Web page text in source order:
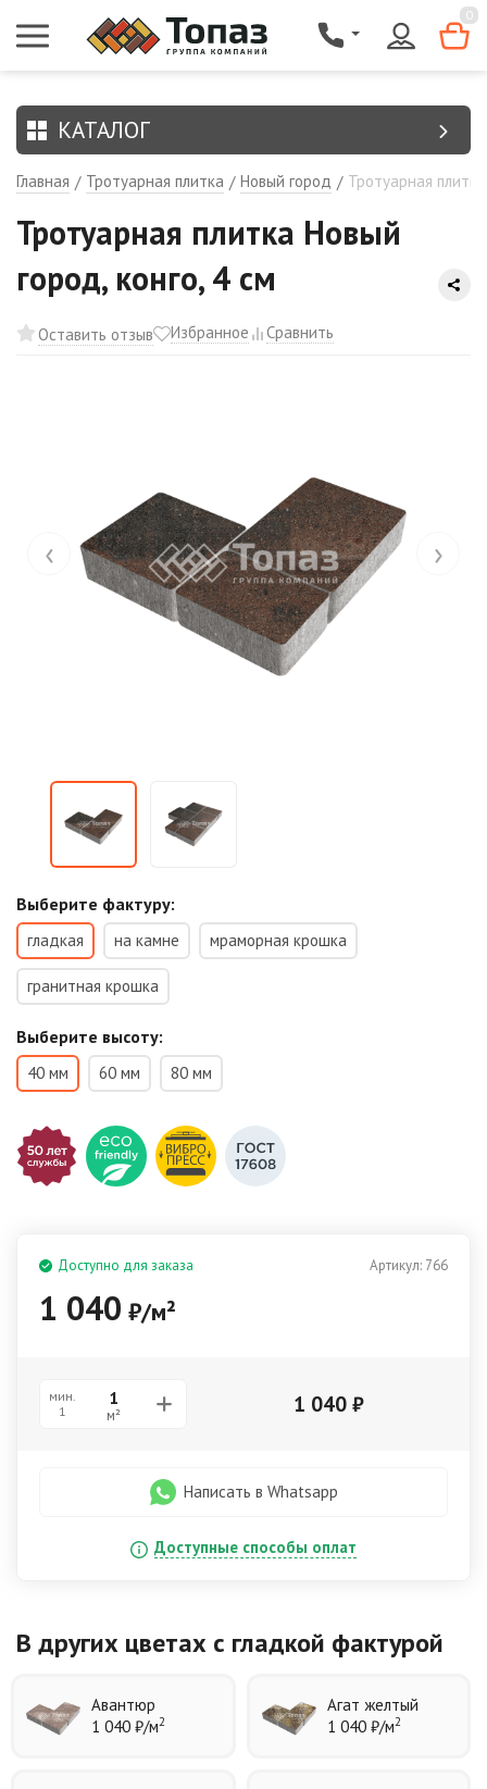
0
КАТАЛОГ
Главная / Тротуарная плитка / Новый город / Тротуарная
Тротуарная плитка Новый
город, конго, 4 см
Оставить отзыв Избранное Сравнить
‹ ›
Выберите фактуру:
гладкая на камне мраморная крошка
гранитная крошка
Выберите высоту:
40 мм 60 мм 80 мм
Артикул: 766
Доступно для заказа
1 040 ₽/м²
мин.
1
м² 1 040 ₽
Написать в Whatsapp
Доступные способы оплат
В других цветах с гладкой фактурой
Авантюр
1 040 ₽/м2
Агат желтый
1 040 ₽/м2